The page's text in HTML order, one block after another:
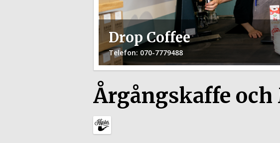
Drop Coffee
Telefon: 070-7779488
Årgångskaffe och